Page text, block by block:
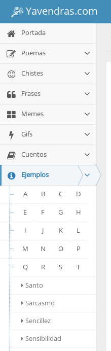
Yavendras.com
Portada
Poemas
Chistes
Frases
Memes
Gifs
Cuentos
Ejemplos
A B C
D
E
F G
H
I
J K
L
M
N O
P
Q
R S
T
Santo
Sarcasmo
Sencillez
Sensibilidad